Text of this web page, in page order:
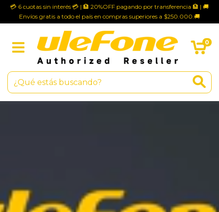
💳 6 cuotas sin interés 💳 | 🏦 20%OFF pagando por transferencia 🏦 | 🚚
Envíos gratis a todo el país en compras superiores a $250.000.🚚
0